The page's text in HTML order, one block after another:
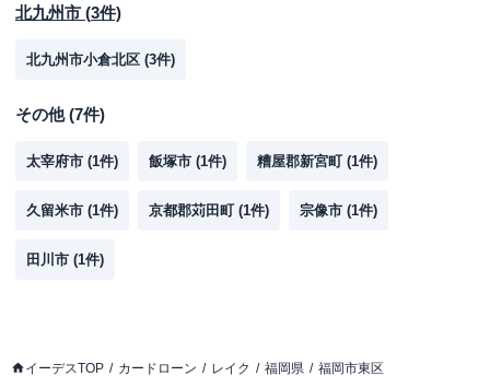
北九州市 (3件)
北九州市小倉北区 (3件)
その他(7件)
太宰府市 (1件) 飯塚市 (1件) 糟屋郡新宮町 (1件)
久留米市 (1件) 京都郡苅田町 (1件) 宗像市 (1件)
田川市 (1件)
イーデスTOP カードローン レイク 福岡県 福岡市東区